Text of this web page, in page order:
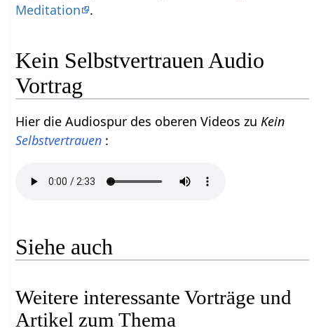
Meditation
.
Kein Selbstvertrauen Audio
Vortrag
Hier die Audiospur des oberen Videos zuKein
Selbstvertrauen :
Siehe auch
Weitere interessante Vorträge und
Artikel zum Thema